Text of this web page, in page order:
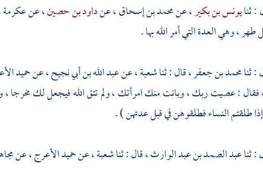
: ثنايونس بن بكير ،عنمحمد بن إسحاق ،عنداود بن حصين ،عنعكرمة
، وهي العدة التي أمر الله بها .
: ثنامحمد بن جعفر ،قال : ثناشعبة ،عنعبد الله بن أبي نجيح ،عنحميد
، فقال : عصيت ربك ، وبانت منك امرأتك ، ولم تتق الله فيجعل لك مخرجا ،
إذا طلقتم النساء فطلقوهن في قبل عدتهن ) .
: ثناعبد الصمد بن عبد الوارث ،قال : ثناشعبة ،عنحميد الأعرج ،عن